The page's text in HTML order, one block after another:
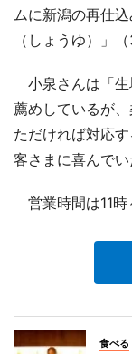
ムに新潟の再仕
（しょうゆ）」
小泉さんは「生
薦めしているが
ただければ対応
客さまに喜んでい
営業時間は11時
食べる